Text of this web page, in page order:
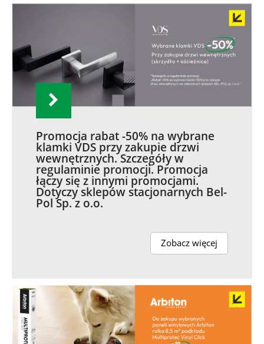
Promocja rabat -50% na wybrane
klamki VDS przy zakupie drzwi
wewnętrznych. Szczegóły w
regulaminie promocji. Promocja
łączy się z innymi promocjami.
Dotyczy sklepów stacjonarnych Bel-
Pol Sp. z o.o.
Zobacz więcej